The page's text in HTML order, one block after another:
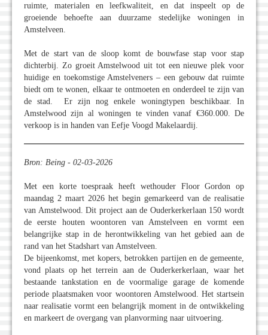
ruimte, materialen en leefkwaliteit, en dat inspeelt op de
groeiende behoefte aan duurzame stedelijke woningen in
Amstelveen.
Met de start van de sloop komt de bouwfase stap voor stap
dichterbij. Zo groeit Amstelwood uit tot een nieuwe plek voor
huidige en toekomstige Amstelveners – een gebouw dat ruimte
biedt om te wonen, elkaar te ontmoeten en onderdeel te zijn van
de stad. Er zijn nog enkele woningtypen beschikbaar. In
Amstelwood zijn al woningen te vinden vanaf €360.000. De
verkoop is in handen van Eefje Voogd Makelaardij.
Bron: Being - 02-03-2026
Met een korte toespraak heeft wethouder Floor Gordon op
maandag 2 maart 2026 het begin gemarkeerd van de realisatie
van Amstelwood. Dit project aan de Ouderkerkerlaan 150 wordt
de eerste houten woontoren van Amstelveen en vormt een
belangrijke stap in de herontwikkeling van het gebied aan de
rand van het Stadshart van Amstelveen.
De bijeenkomst, met kopers, betrokken partijen en de gemeente,
vond plaats op het terrein aan de Ouderkerkerlaan, waar het
bestaande tankstation en de voormalige garage de komende
periode plaatsmaken voor woontoren Amstelwood. Het startsein
naar realisatie vormt een belangrijk moment in de ontwikkeling
en markeert de overgang van planvorming naar uitvoering.